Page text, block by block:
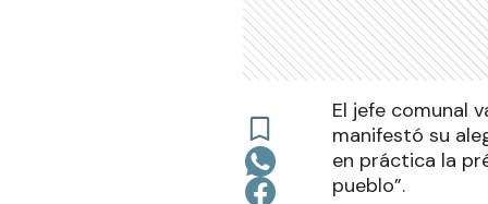
El jefe comunal
manifestó su
en práctica la
pueblo”.